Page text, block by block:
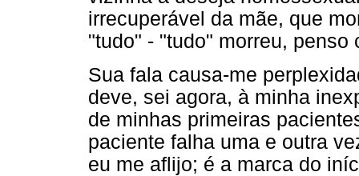
irrecuperável da mãe, que
"tudo" - "tudo" morreu, penso
Sua fala causa-me
deve, sei agora, à minha
de minhas primeiras
paciente falha uma e outra
eu me aflijo; é a marca do